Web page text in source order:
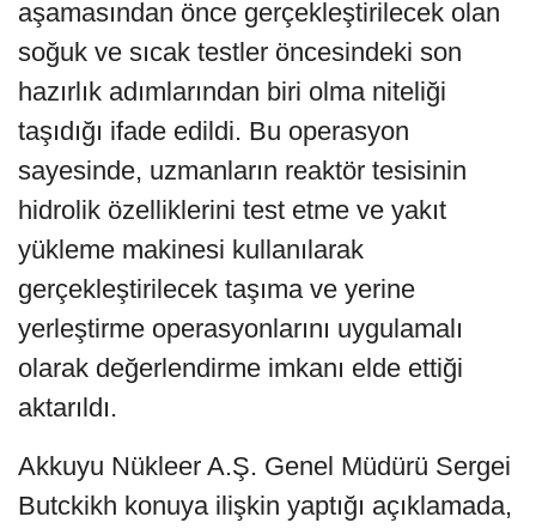
aşamasından önce gerçekleştirilecek olan
soğuk ve sıcak testler öncesindeki son
hazırlık adımlarından biri olma niteliği
taşıdığı ifade edildi. Bu operasyon
sayesinde, uzmanların reaktör tesisinin
hidrolik özelliklerini test etme ve yakıt
yükleme makinesi kullanılarak
gerçekleştirilecek taşıma ve yerine
yerleştirme operasyonlarını uygulamalı
olarak değerlendirme imkanı elde ettiği
aktarıldı.
Akkuyu Nükleer A.Ş. Genel Müdürü Sergei
Butckikh konuya ilişkin yaptığı açıklamada,